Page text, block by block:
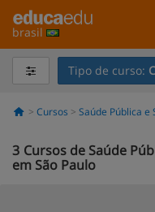
brasil
Tipo de curso:
Cursos Saúde Pública e
3 Cursos de Saúde
em São Paulo